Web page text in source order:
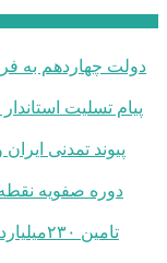
دولت چهاردهم به
پیام تسلیت
پیوند تمدنی
دوره صفویه
تامین ۲۳۰میلیارد تومان برای تکمیل تالار شهر اردبیل